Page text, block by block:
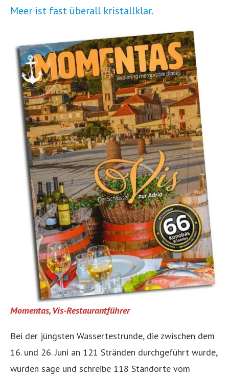
Meer ist fast überall kristallklar.
Momentas, Vis-Restaurantführer
Bei der jüngsten Wassertestrunde, die zwischen dem
16. und 26. Juni an 121 Stränden durchgeführt wurde,
wurden sage und schreibe 118 Standorte vom